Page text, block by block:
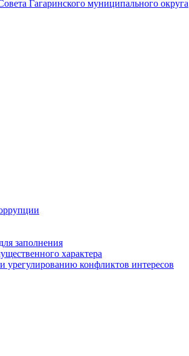
Гагаринского муниципального округа
заполнения
характера
конфликтов интересов